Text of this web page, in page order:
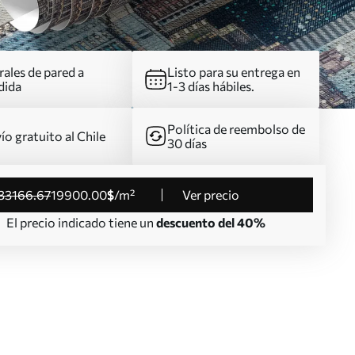
de pared a
Listo para su entrega en
1-3 días hábiles.
gratuito al Chile
Política de reembolso de
30 días
.6719900.00$/m²
Ver precio
El precio indicado tiene un descuento del 40%